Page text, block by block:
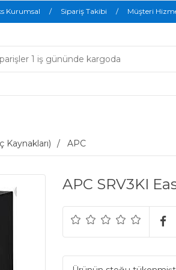
Kurumsal Sipariş Takibi Müşteri
Kaynakları) APC
APC SRV3KI